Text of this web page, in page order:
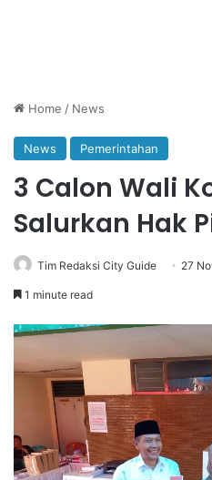
Home / News
News Pemerintahan
3 Calon Wali
Salurkan Hak
Tim Redaksi City Guide 27
1 minute read